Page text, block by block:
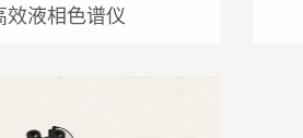
效液相色谱仪